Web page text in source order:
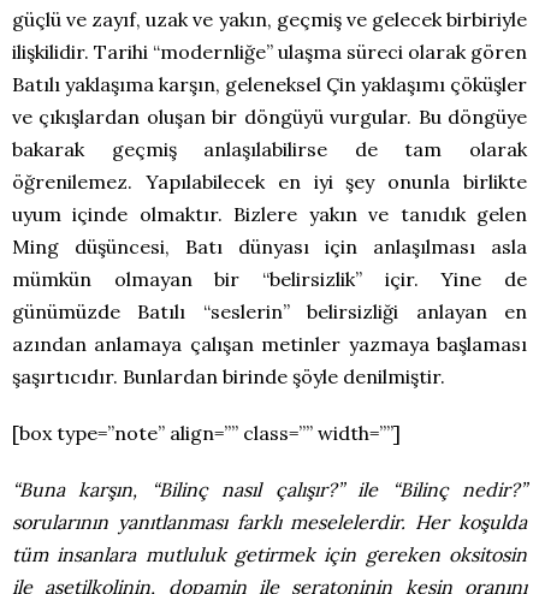
güçlü ve zayıf, uzak ve yakın, geçmiş ve gelecek birbiriyle
ilişkilidir. Tarihi “modernliğe” ulaşma süreci olarak gören
Batılı yaklaşıma karşın, geleneksel Çin yaklaşımı çöküşler
ve çıkışlardan oluşan bir döngüyü vurgular. Bu döngüye
bakarak geçmiş anlaşılabilirse de tam olarak
öğrenilemez. Yapılabilecek en iyi şey onunla birlikte
uyum içinde olmaktır. Bizlere yakın ve tanıdık gelen
Ming düşüncesi, Batı dünyası için anlaşılması asla
mümkün olmayan bir “belirsizlik” içir. Yine de
günümüzde Batılı “seslerin” belirsizliği anlayan en
azından anlamaya çalışan metinler yazmaya başlaması
şaşırtıcıdır. Bunlardan birinde şöyle denilmiştir.
[box type=”note” align=”” class=”” width=””]
“Buna karşın, “Bilinç nasıl çalışır?” ile “Bilinç nedir?”
sorularının yanıtlanması farklı meselelerdir. Her koşulda
tüm insanlara mutluluk getirmek için gereken oksitosin
ile asetilkolinin, dopamin ile seratoninin kesin oranını